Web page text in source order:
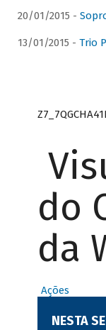
20/01/2015 -
13/01/2015 - Trio
do
da
Ações
NESTA